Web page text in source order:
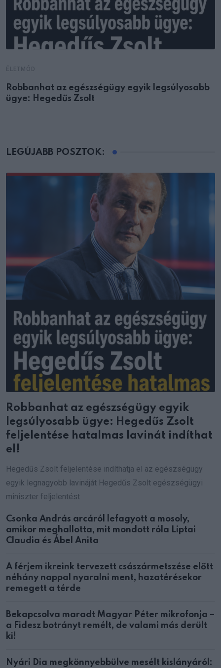
Robbanhat az egészségügy egyik legsúlyosabb
ügye: Hegedűs Zsolt
LEGÚJABB POSZTOK:
Robbanhat az egészségügy egyik
legsúlyosabb ügye: Hegedűs Zsolt
feljelentése hatalmas lavinát indíthat
el!
Hegedűs Zsolt feljelentése indíthatja el az egészségügy
egyik legnagyobb lavináját Hegedűs Zsolt egészségügyi
miniszter feljelentést
Csonka András arcáról lefagyott a mosoly,
amikor meghallotta, mit mondott róla Liptai
Claudia és Ábel Anita
A férjem ikreink tervezett császármetszése előtt
néhány nappal nyaralni ment, hazatérésekor
remegett a térde
Bekapcsolva maradt Magyar Péter mikrofonja –
a Fidesz botrányt remélt, de valami más derült
ki!
Nyári Dia megkönnyebbülve mesélt kislányáról: